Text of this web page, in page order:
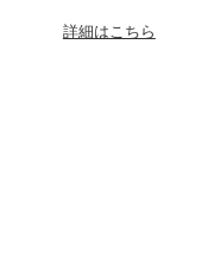
詳細はこちら